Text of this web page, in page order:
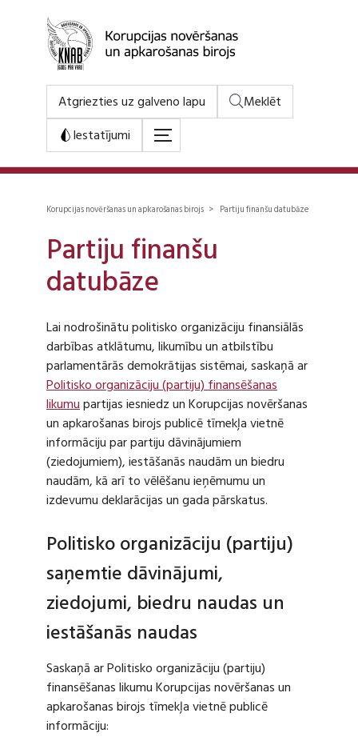
Atgriezties uz galveno lapu
Meklēt
Iestatījumi
Korupcijas novēršanas un apkarošanas birojs > Partiju finanšu datubāze
Partiju finanšu
datubāze
Lai nodrošinātu politisko organizāciju finansiālās
darbības atklātumu, likumību un atbilstību
parlamentārās demokrātijas sistēmai, saskaņā ar
Politisko organizāciju (partiju) finansēšanas
likumupartijas iesniedz un Korupcijas novēršanas
un apkarošanas birojs publicē tīmekļa vietnē
informāciju par partiju dāvinājumiem
(ziedojumiem), iestāšanās naudām un biedru
naudām, kā arī to vēlēšanu ieņēmumu un
izdevumu deklarācijas un gada pārskatus.
Politisko organizāciju (partiju)
saņemtie dāvinājumi,
ziedojumi, biedru naudas un
iestāšanās naudas
Saskaņā ar Politisko organizāciju (partiju)
finansēšanas likumu Korupcijas novēršanas un
apkarošanas birojs tīmekļa vietnē publicē
informāciju: